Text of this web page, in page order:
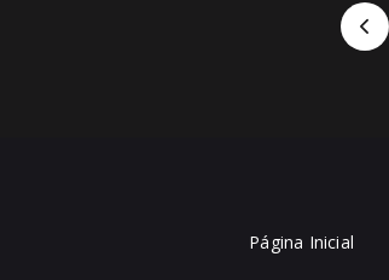
Página Inicial